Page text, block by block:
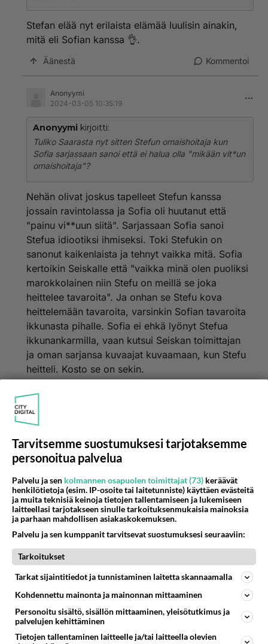
Stefan elää nyt erilaista elämää luulisin ainakin,
mitä eli Sofian kanssa 👌.
Äänestä Kommentoi
Anonyymi
2024-03-05 10:35:19
Anonyymi kirjoitti:
Tuliko Saarasta nyt sitten Stefun omaishoitaja kun
Sofia sarjassaan sanoi että ei halua olla "mikään vit*un
omaishoitaja"?
Nehän olivat joskus tapelleet Stefun kanssa
jossain ravintolassa ja Sofia oli huutanut että
"painu vi**uun siitä". Sarjassaan Sofia sanoi
Stefua idiootiksi ihmiseksi. Toki Stefukin on
sanonut kaikenlaista ja tehnyt vaikka mitä. Sofia
kertoikin Seiskalle että "vaikka minä olen puoliksi
marokkolainen niin Stefu on meillä se joka
heittelee tavaroita". Ja onhan se Stefu kova
heittelemään tavaroita, varsinkin Sofian tavaroita
ikkunasta pihalle. Sofia ei ehkä lyönyt Stefua
ikkunankarmilla, vaan kutsui Seiskan toimittajan
ja oman sarjansa kuvaajat kuvaamaan, kun Stefu
heitteli. Kosto se on sekin.
Anonyymi kirjoitti:
ravintolassa ja Sofia oli huutanut että "painu vi**uun
siitä". Sarjassaan Sofia sanoi Stefua idiootiksi
ihmiseksi. Toki Stefukin on sanonut kaikenlaista ja
tehnyt vaikka mitä. Sofia kertoikin Seiskalle että
"vaikka minä olen puoliksi marokkolainen niin Stefu on
kova heittelemään tavaroita, varsinkin Sofian tavaroita
ikkunasta pihalle. Sofia ei ehkä lyönyt Stefua
ikkunankarmilla, vaan kutsui Seiskan toimittajan ja
oman sarjansa kuvaajat kuvaamaan, kun Stefu heitteli.
Lue lisää
Stefulla taisi olla hermot kireällä sinä aikana kun
oli on/off -suhteessa Sofian kanssa.
Äänestä
Anonyymi
2024-03-05 11:01:22
Anonyymikirjoitti:
Stefulla taisi olla hermot kireällä sinä aikana kun oli
Tarvitsemme suostumuksesi tarjotaksemme
personoitua palvelua
Palvelu ja sen kolmannen osapuolen toimittajat (73) keräävät
henkilötietoja (esim. IP-osoite tai laitetunniste) käyttäen evästeitä
ja muita teknisiä keinoja tietojen tallentamiseen ja lukemiseen
laitteellasi tarjotakseen sinulle tarkoituksenmukaisia mainoksia
ja parhaan mahdollisen asiakaskokemuksen.
Palvelu ja sen kumppanit tarvitsevat suostumuksesi seuraaviin:
Tarkoitukset
Tarkat sijaintitiedot ja tunnistaminen laitetta skannaamalla
Kohdennettu mainonta ja mainonnan mittaaminen
Personoitu sisältö, sisällön mittaaminen, yleisötutkimus ja
palvelujen kehittäminen
Tietojen tallentaminen laitteelle ja/tai laitteella olevien